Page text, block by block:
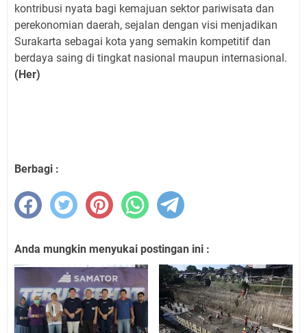
kontribusi nyata bagi kemajuan sektor pariwisata dan
perekonomian daerah, sejalan dengan visi menjadikan
Surakarta sebagai kota yang semakin kompetitif dan
berdaya saing di tingkat nasional maupun internasional.
(Her)
Berbagi :
Anda mungkin menyukai postingan ini :